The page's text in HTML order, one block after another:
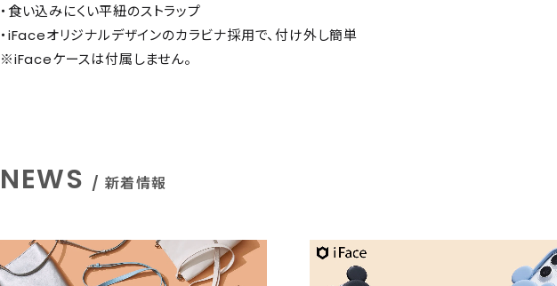
・食い込みにくい平紐のストラップ
・iFaceオリジナルデザインのカラビナ採用で、付け外し簡単
※iFaceケースは付属しません。
NEWS / 新着情報